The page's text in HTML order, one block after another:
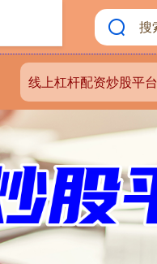
线上杠杆配资炒股平台